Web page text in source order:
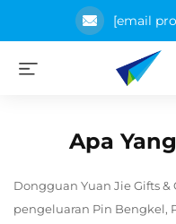
[email
Apa
Dongguan Yuan Jie Gifts &
pengeluaran Pin Bengkel,